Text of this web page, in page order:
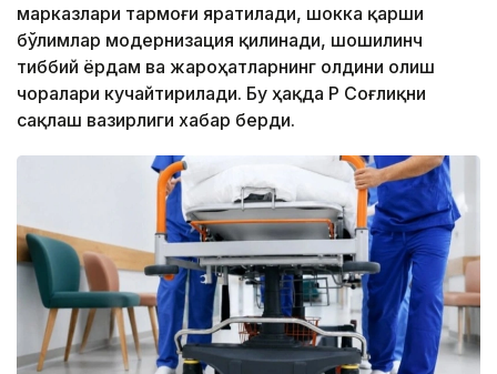
марказлари тармоғи яратилади, шокка қарши
бўлимлар модернизация қилинади, шошилинч
тиббий ёрдам ва жароҳатларнинг олдини олиш
чоралари кучайтирилади. Бу ҳақда ҚР Соғлиқни
сақлаш вазирлиги хабар берди.